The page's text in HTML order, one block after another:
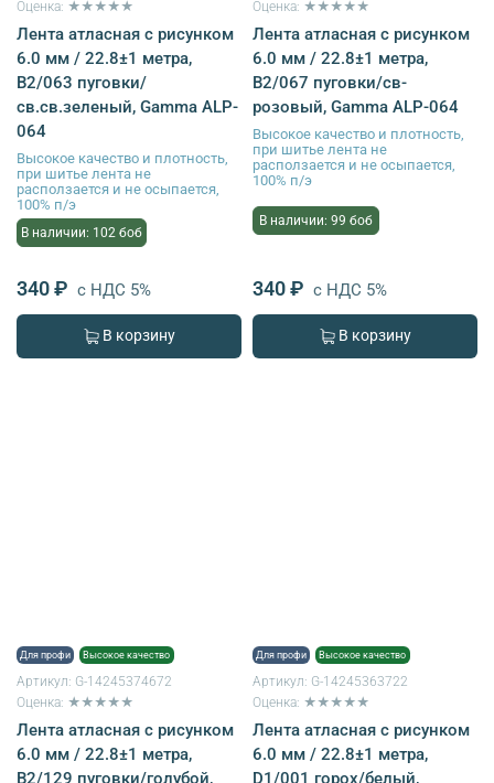
Оценка: ★★★★★
Лента атласная с рисунком
6.0 мм / 22.8±1 метра,
B2/063 пуговки/
св.св.зеленый, Gamma ALP-
064
Высокое качество и плотность,
при шитье лента не
расползается и не осыпается,
100% п/э
В наличии: 102 боб
340 ₽ с НДС 5%
В корзину
Оценка: ★★★★★
Лента атласная с рисунком
6.0 мм / 22.8±1 метра,
B2/067 пуговки/св-
розовый, Gamma ALP-064
Высокое качество и плотность,
при шитье лента не
расползается и не осыпается,
100% п/э
В наличии: 99 боб
340 ₽ с НДС 5%
В корзину
Для профи Высокое качество
Артикул: G-14245374672
Оценка: ★★★★★
Лента атласная с рисунком
6.0 мм / 22.8±1 метра,
B2/129 пуговки/голубой,
Для профи Высокое качество
Артикул: G-14245363722
Оценка: ★★★★★
Лента атласная с рисунком
6.0 мм / 22.8±1 метра,
D1/001 горох/белый,